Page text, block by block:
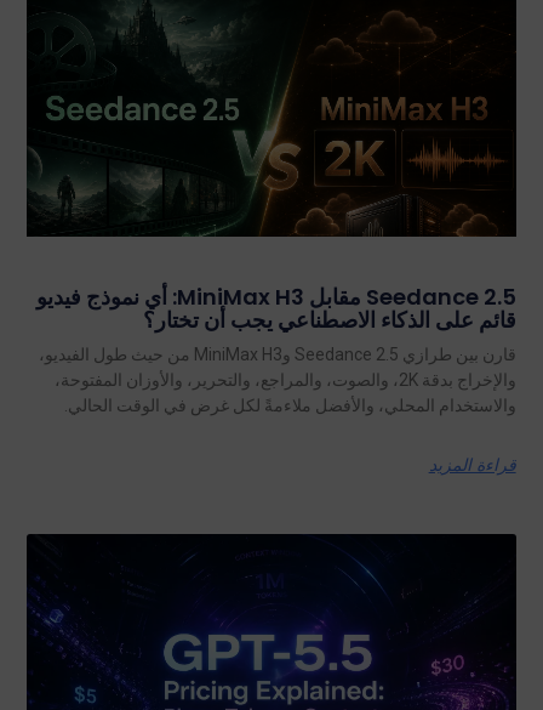
Seedance 2.5 مقابل MiniMax H3: أي نموذج فيديو
قائم على الذكاء الاصطناعي يجب أن تختار؟
قارن بين طرازي Seedance 2.5 وMiniMax H3 من حيث طول الفيديو،
والإخراج بدقة 2K، والصوت، والمراجع، والتحرير، والأوزان المفتوحة،
والاستخدام المحلي، والأفضل ملاءمةً لكل غرض في الوقت الحالي.
قراءة المزيد